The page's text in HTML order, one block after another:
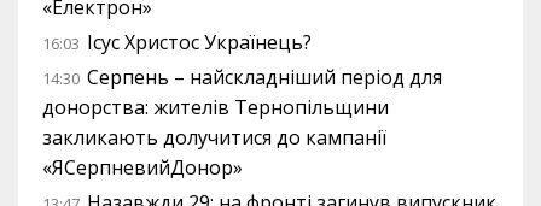
«Електрон»
16:03 Ісус Христос Українець?
14:30 Серпень – найскладніший період для
донорства: жителів Тернопільщини
закликають долучитися до кампанії
«ЯСерпневийДонор»